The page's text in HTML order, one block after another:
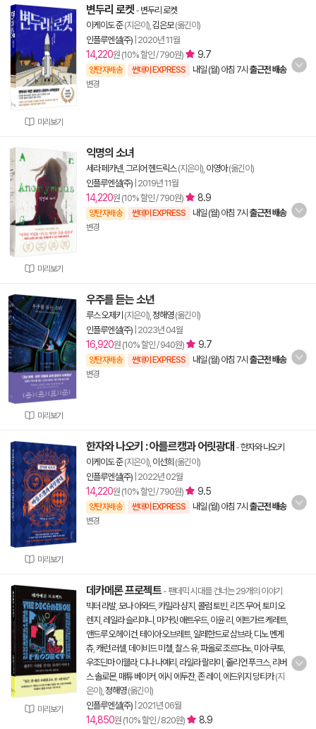
미리보기
변두리 로켓- 변두리 로켓
이케이도 준(지은이), 김은모(옮긴이)
인플루엔셜(주) 2020년 11월
14,220원 (10% 할인 / 790원) 9.7
양탄자배송 썬데이 EXPRESS 내일 (월) 아침 7시 출근전 배송
변경
미리보기
익명의 소녀
세라 페카넨 그리어 헨드릭스(지은이), 이영아(옮긴이)
인플루엔셜(주) 2019년 11월
14,220원 (10% 할인 / 790원) 8.9
양탄자배송 썬데이 EXPRESS 내일 (월) 아침 7시 출근전 배송
변경
미리보기
우주를 듣는 소년
루스 오제키 (지은이), 정해영(옮긴이)
인플루엔셜(주) 2023년 04월
16,920원 (10% 할인 / 940원) 9.7
양탄자배송 썬데이 EXPRESS 내일 (월) 아침 7시 출근전 배송
변경
미리보기
한자와 나오키 : 아를르캥과 어릿광대 -한자와 나오키
이케이도 준(지은이), 이선희 (옮긴이)
인플루엔셜(주) 2022년 02월
14,220원 (10% 할인 / 790원) 9.5
양탄자배송 썬데이 EXPRESS 내일 (월) 아침 7시 출근전 배송
변경
미리보기
데카메론 프로젝트 - 팬데믹 시대를 건너는 29개의 이야기
빅터 라발, 모나 아와드, 카밀라 샴지 콜럼 토빈 리즈 무어 토미 오
렌지 레일라 슬리마니 마거릿 애트우드, 이윤 리 에트가르 케레트,
앤드루 오헤이건, 테이아 오브레트, 알레한드로 삼브라, 디노 멘게
츄, 캐런 러셀 데이비드 미첼 찰스 유, 파올로 조르다노, 미아 쿠토,
우조딘마 이웰라, 디나 나예리 라일라 랄라미 줄리언 푸크스, 리버
스 솔로몬, 매튜 베이커 에시 에두잔, 존 레이 에드위지 당티카(지
은이), 정해영(옮긴이)
인플루엔셜(주) 2021년 06월
14,850원 (10% 할인 / 820원) 8.9